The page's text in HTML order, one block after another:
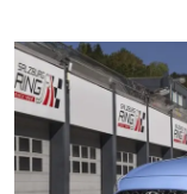
בתחום, בניגוד